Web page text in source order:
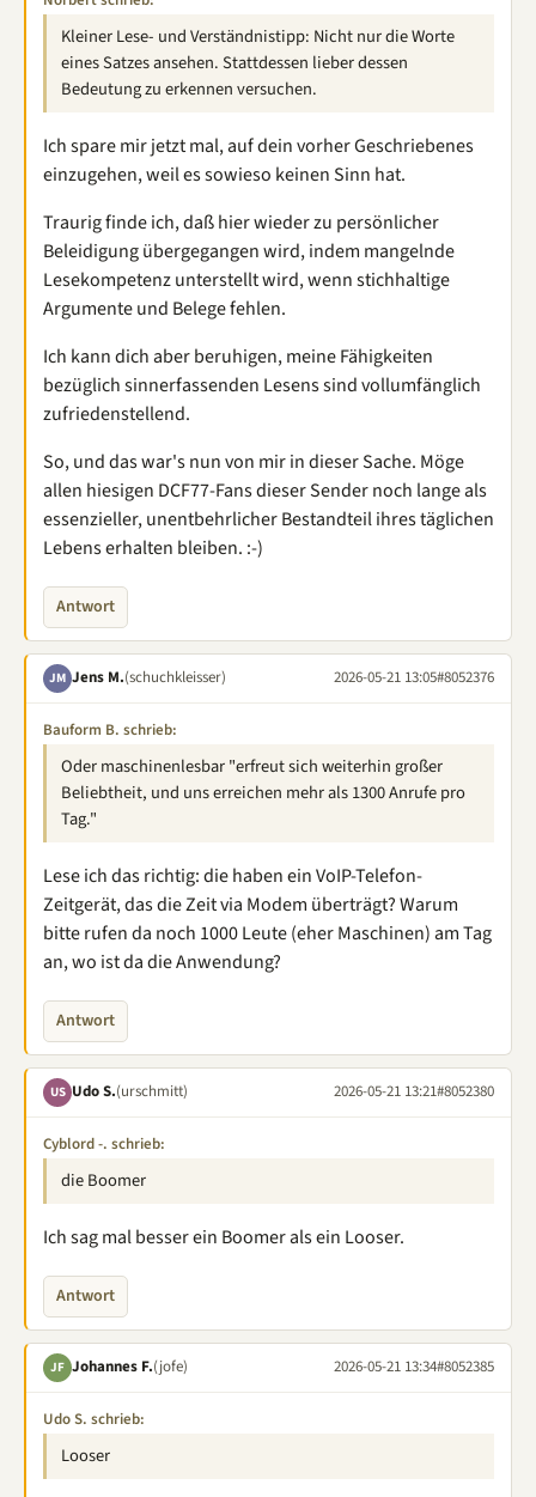
Kleiner Lese- und Verständnistipp: Nicht nur die Worte
eines Satzes ansehen. Stattdessen lieber dessen
Bedeutung zu erkennen versuchen.
Ich spare mir jetzt mal, auf dein vorher Geschriebenes
einzugehen, weil es sowieso keinen Sinn hat.
Traurig finde ich, daß hier wieder zu persönlicher
Beleidigung übergegangen wird, indem mangelnde
Lesekompetenz unterstellt wird, wenn stichhaltige
Argumente und Belege fehlen.
Ich kann dich aber beruhigen, meine Fähigkeiten
bezüglich sinnerfassenden Lesens sind vollumfänglich
zufriedenstellend.
So, und das war's nun von mir in dieser Sache. Möge
allen hiesigen DCF77-Fans dieser Sender noch lange als
essenzieller, unentbehrlicher Bestandteil ihres täglichen
Lebens erhalten bleiben. :-)
Antwort
JM Jens M.(schuchkleisser) 2026-05-21 13:05#8052376
Bauform B. schrieb:
Oder maschinenlesbar "erfreut sich weiterhin großer
Beliebtheit, und uns erreichen mehr als 1300 Anrufe pro
Tag."
Lese ich das richtig: die haben ein VoIP-Telefon-
Zeitgerät, das die Zeit via Modem überträgt? Warum
bitte rufen da noch 1000 Leute (eher Maschinen) am Tag
an, wo ist da die Anwendung?
Antwort
US Udo S.(urschmitt) 2026-05-21 13:21#8052380
Cyblord -. schrieb:
die Boomer
Ich sag mal besser ein Boomer als ein Looser.
Antwort
JF Johannes F.(jofe) 2026-05-21 13:34#8052385
Udo S. schrieb:
Looser